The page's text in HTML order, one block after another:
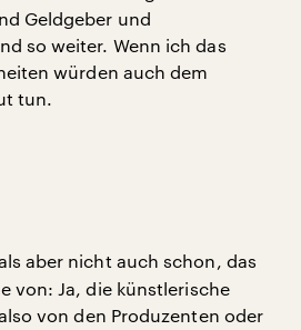
Geldgeber und
so weiter. Wenn ich das
würden auch dem
tun.
aber nicht auch schon, das
von: Ja, die künstlerische
von den Produzenten oder